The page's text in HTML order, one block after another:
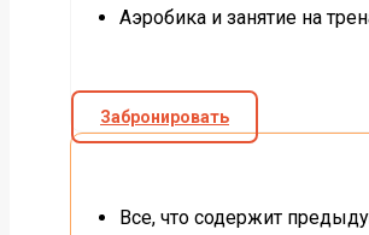
Аэробика и занятие на
Забронировать
Все, что содержит